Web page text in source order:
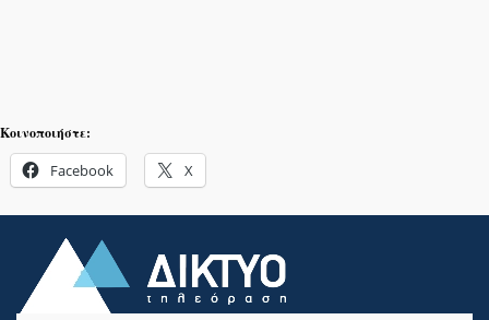
Κοινοποιήστε:
Facebook X